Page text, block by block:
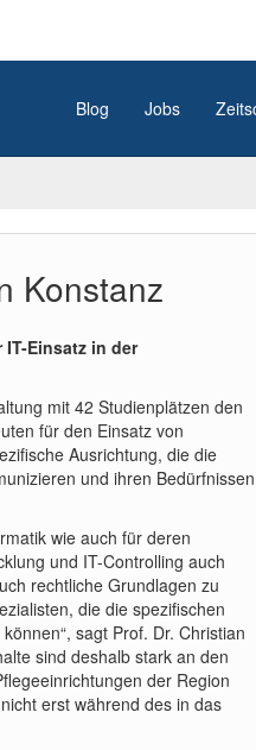
Blog Jobs
Konstanz
Einsatz in der
mit 42 Studienplätzen den
für den Einsatz von
Ausrichtung, die die
und ihren Bedürfnissen
wie auch für deren
und IT-Controlling auch
rechtliche Grundlagen zu
die die spezifischen
sagt Prof. Dr. Christian
sind deshalb stark an den
der Region
erst während des in das